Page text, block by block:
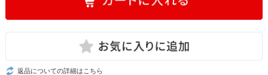
返品についての詳細はこちら